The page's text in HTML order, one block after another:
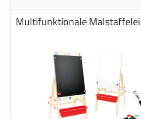
Multifunktionale Malstaffelei